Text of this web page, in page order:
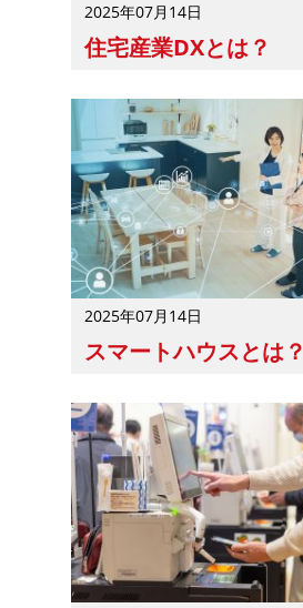
2025年07月14日
住宅産業DXとは？
2025年07月14日
スマートハウスとは？